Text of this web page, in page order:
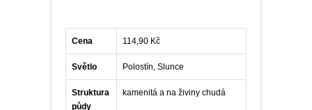
PRYŠEC
EURYOPS
Cena 114,90 Kč
Světlo Polostín, Slunce
Struktura
půdy
kamenitá a na živiny chudá